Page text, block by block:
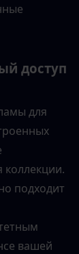
доступ
для
коллекции.
подходит
вашей